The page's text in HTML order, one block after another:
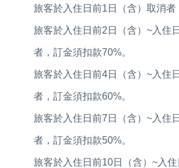
旅客於入住日前1日（含）取消者
旅客於入住日前2日（含）~入住
者，訂金須扣款70%。
旅客於入住日前4日（含）~入住
者，訂金須扣款60%。
旅客於入住日前7日（含）~入住
者，訂金須扣款50%。
旅客於入住日前10日（含）~入